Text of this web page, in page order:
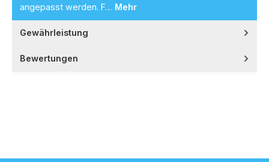
angepasst werden. F… Mehr
Gewährleistung
Bewertungen